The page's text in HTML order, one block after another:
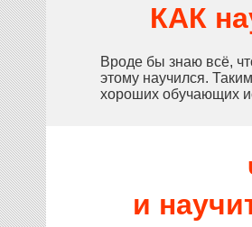
КАК
Вроде бы знаю всё,
этому научился.
хороших обучающих
и